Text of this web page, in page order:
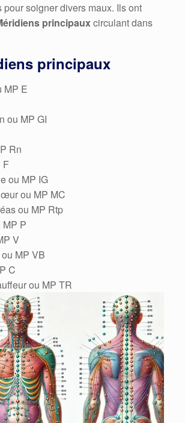
soigner divers maux. Ils ont
principauxcirculant dans
principaux
ou MP E
ou MP GI
ou MP Rn
ou MP F
grêle ou MP IG
ou MP MC
ou MP Rtp
MP P
V
MP VB
C
ou MP TR